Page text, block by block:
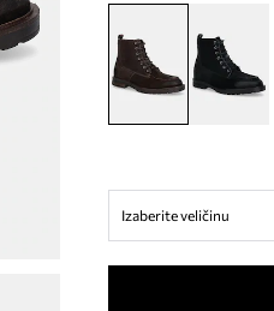
Izaberite veličinu